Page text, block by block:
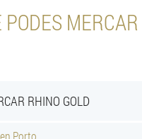
RHINO GOLD
Porto